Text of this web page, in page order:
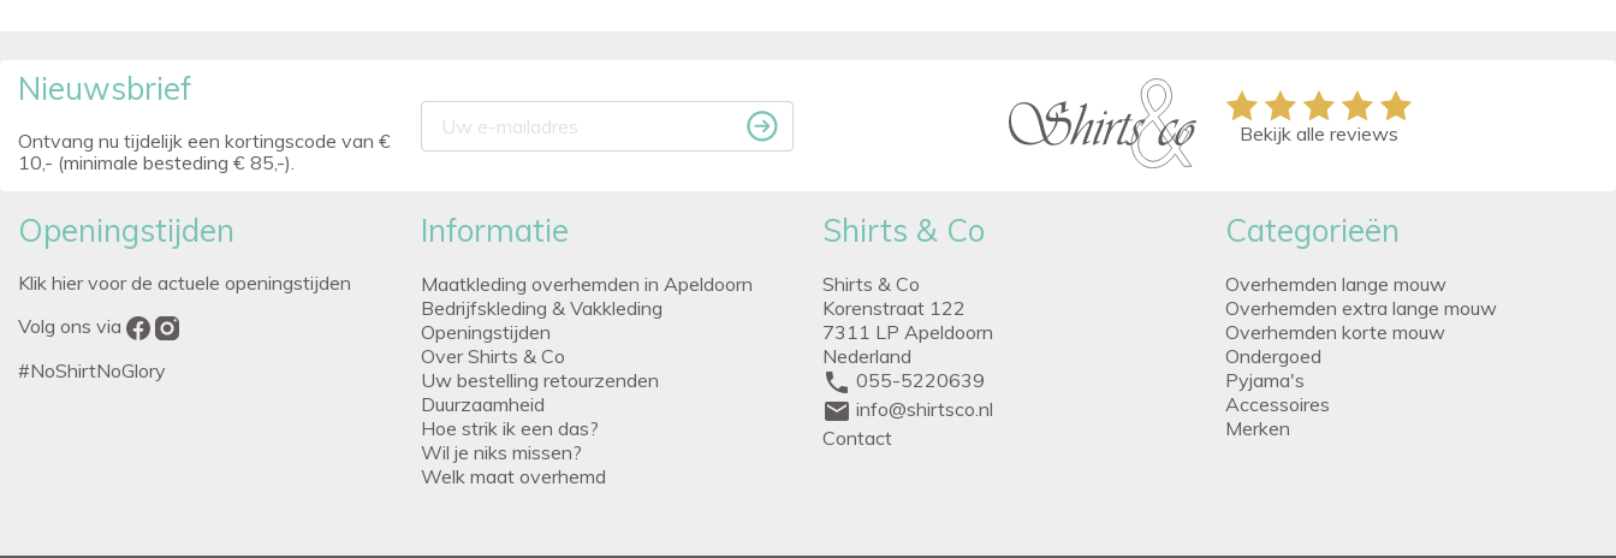
Nieuwsbrief
Ontvang nu tijdelijk een kortingscode van €
10,- (minimale besteding € 85,-).
Bekijk alle reviews
Openingstijden
Klik hier voor de actuele openingstijden
Volg ons via
#NoShirtNoGlory
Informatie
Maatkleding overhemden in Apeldoorn
Bedrijfskleding & Vakkleding
Openingstijden
Over Shirts & Co
Uw bestelling retourzenden
Duurzaamheid
Hoe strik ik een das?
Wil je niks missen?
Welk maat overhemd
Shirts & Co
Shirts & Co
Korenstraat 122
7311 LP Apeldoorn
Nederland
phone 055-5220639
mail info@shirtsco.nl
Contact
Categorieën
Overhemden lange mouw
Overhemden extra lange mouw
Overhemden korte mouw
Ondergoed
Pyjama's
Accessoires
Merken